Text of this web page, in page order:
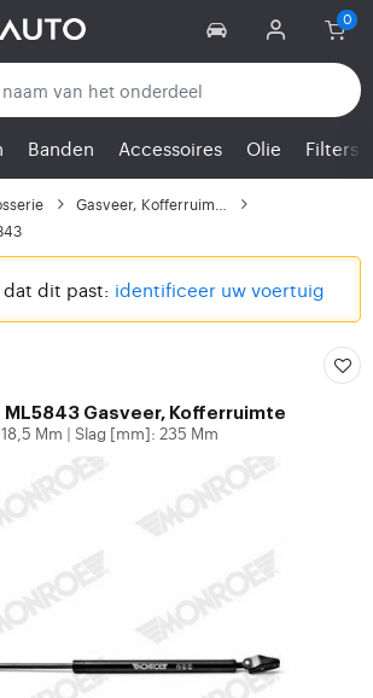
Banden Accessoires Olie Filters
dit past: identificeer uw voertuig
ML5843 Gasveer, Kofferruimte
Mm Slag [mm]: 235 Mm